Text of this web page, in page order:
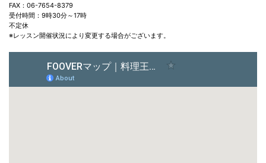
FAX：06-7654-8379
受付時間：9時30分～17時
不定休
※レッスン開催状況により変更する場合がございます。